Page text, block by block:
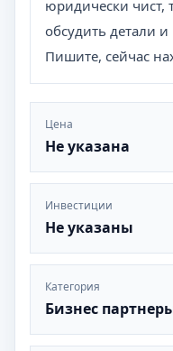
юридически чист,
обсудить детали
Пишите, сейчас
Цена
Не указана
Инвестиции
Не указаны
Категория
Бизнес